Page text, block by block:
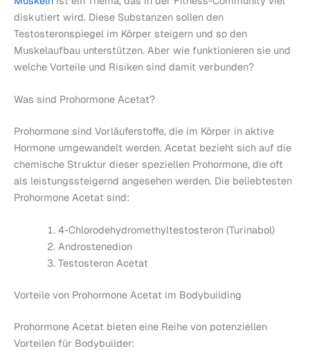
diskutiert wird. Diese Substanzen sollen den
Testosteronspiegel im Körper steigern und so den
Muskelaufbau unterstützen. Aber wie funktionieren sie und
welche Vorteile und Risiken sind damit verbunden?
Was sind Prohormone Acetat?
Prohormone sind Vorläuferstoffe, die im Körper in aktive
Hormone umgewandelt werden. Acetat bezieht sich auf die
chemische Struktur dieser speziellen Prohormone, die oft
als leistungssteigernd angesehen werden. Die beliebtesten
Prohormone Acetat sind:
4-Chlorodehydromethyltestosteron (Turinabol)
Androstenedion
Testosteron Acetat
Vorteile von Prohormone Acetat im Bodybuilding
Prohormone Acetat bieten eine Reihe von potenziellen
Vorteilen für Bodybuilder: